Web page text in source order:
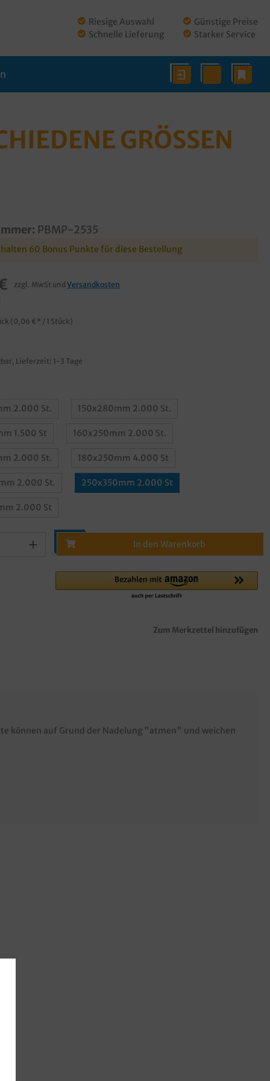
Riesige Auswahl
Schnelle Lieferung
Günstige Preise
Starker Service
GRÖSSEN A
PBMP-2535
60 Bonus Punkte für diese Bestellung
zzgl. MwSt und Versandkosten
(0,06 €* / 1 Stück)
Lieferzeit: 1-3 Tage
2.000 St.
150x280mm 2.000 St.
1.500 St 160x250mm 2.000 St.
2.000 St. 180x250mm 4.000 St
2.000 St. 250x350mm 2.000 St
2.000 St
In den Warenkorb
Zum Merkzettel hinzufügen
können auf Grund der Nadelung "atmen" und weichen